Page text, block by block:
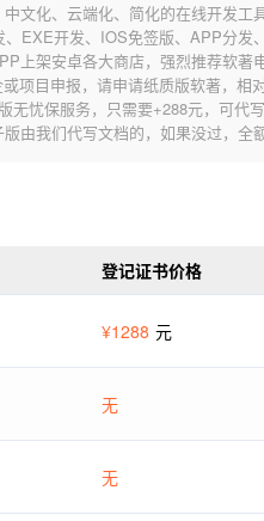
文化、云端化、简化的在线开发工
EXE开发、IOS免签版、APP分
上架安卓各大商店，强烈推荐软
或项目申报，请申请纸质版软著，相
无忧保服务，只需要+288元，可代
由我们代写文档的，如果没过，全
登记证书价格
¥1288 元
无
无